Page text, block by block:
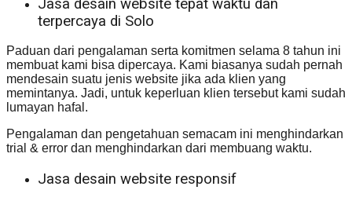
Jasa desain website tepat waktu dan
terpercaya di Solo
Paduan dari pengalaman serta komitmen selama 8 tahun ini
membuat kami bisa dipercaya. Kami biasanya sudah pernah
mendesain suatu jenis website jika ada klien yang
memintanya. Jadi, untuk keperluan klien tersebut kami sudah
lumayan hafal.
Pengalaman dan pengetahuan semacam ini menghindarkan
trial & error dan menghindarkan dari membuang waktu.
Jasa desain website responsif